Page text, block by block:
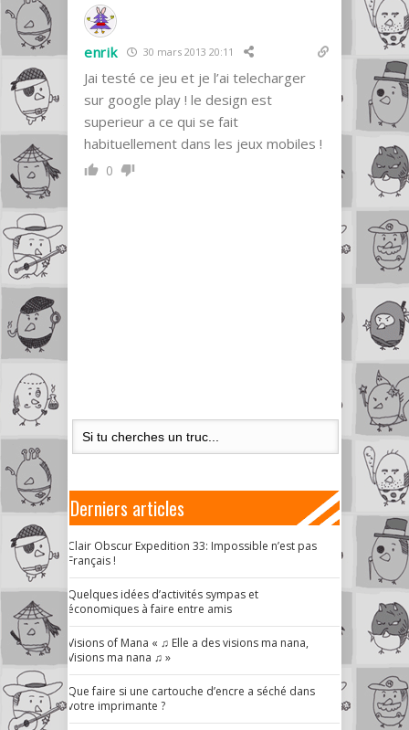
enrik 30 mars 2013 20:11
Jai testé ce jeu et je l’ai telecharger
sur google play ! le design est
superieur a ce qui se fait
habituellement dans les jeux mobiles !
0
Derniers articles
Clair Obscur Expedition 33: Impossible n’est pas
Français !
Quelques idées d’activités sympas et
économiques à faire entre amis
Visions of Mana « ♫ Elle a des visions ma nana,
Visions ma nana ♫ »
Que faire si une cartouche d’encre a séché dans
votre imprimante ?